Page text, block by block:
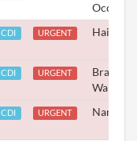
CDI URGENT Hainaut
CDI URGENT
Brabant
Wallon
CDI URGENT Namur